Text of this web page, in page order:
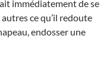
immédiatement de se
ce qu’il redoute
endosser une